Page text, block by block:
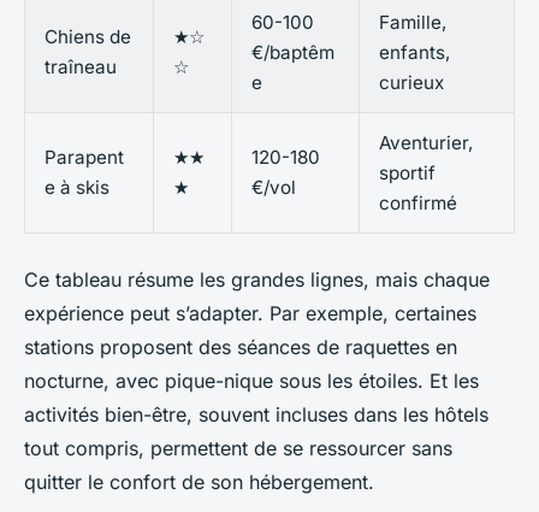
Chiens de
traîneau
★☆
☆
60-100
€/baptêm
e
Famille,
enfants,
curieux
Parapent
e à skis
★★
★
120-180
€/vol
Aventurier,
sportif
confirmé
Ce tableau résume les grandes lignes, mais chaque
expérience peut s’adapter. Par exemple, certaines
stations proposent des séances de raquettes en
nocturne, avec pique-nique sous les étoiles. Et les
activités bien-être, souvent incluses dans les hôtels
tout compris, permettent de se ressourcer sans
quitter le confort de son hébergement.